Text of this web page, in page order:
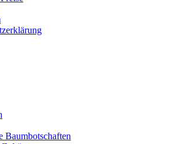
Baumbotschaften